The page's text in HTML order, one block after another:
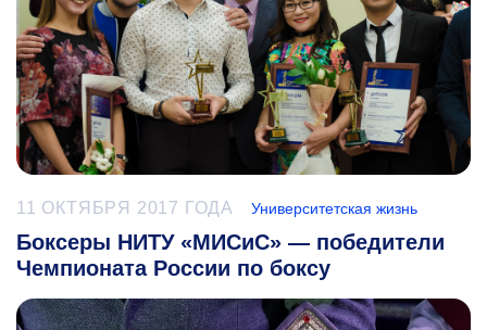
11 ОКТЯБРЯ 2017 ГОДА Университетская жизнь
Боксеры НИТУ «МИСиС» — победители
Чемпионата России по боксу